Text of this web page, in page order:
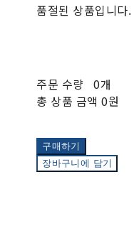
품절된 상품입니다.
주문 수량 0개
총 상품 금액 0원
구매하기
장바구니에 담기